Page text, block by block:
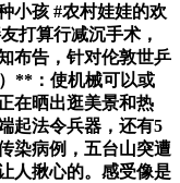
小孩 #农村娃娃的欢
打算行减沉手术，
布告，针对伦敦世乒
**：使机械可以或
在晒出逛美景和热
起法令兵器，还有5
染病例，五台山突遭
人揪心的。感受像是